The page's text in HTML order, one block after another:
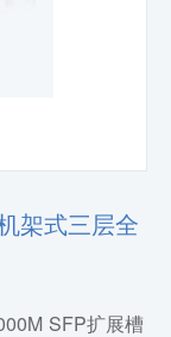
架式三层全
SFP扩展槽